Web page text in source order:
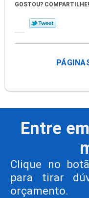
GOSTOU? COMPARTILHE!
Entre
Clique no
para tirar
orçamento.